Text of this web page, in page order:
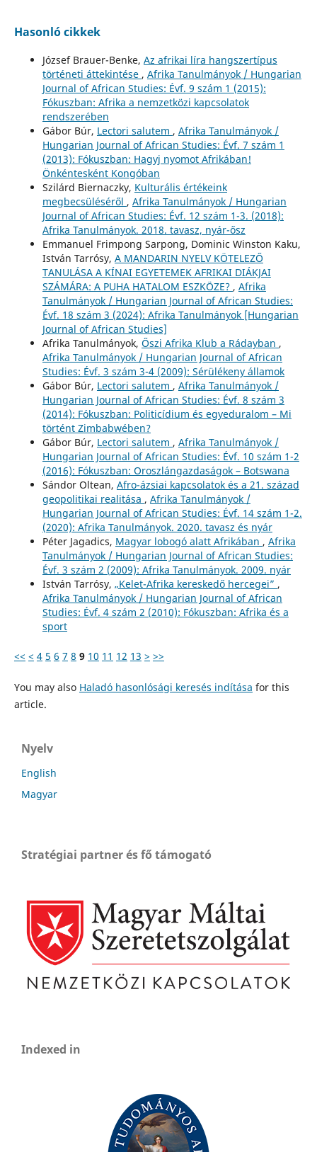
Hasonló cikkek
József Brauer-Benke, Az afrikai líra hangszertípus
történeti áttekintése , Afrika Tanulmányok / Hungarian
Journal of African Studies: Évf. 9 szám 1 (2015):
Fókuszban: Afrika a nemzetközi kapcsolatok
rendszerében
Gábor Búr, Lectori salutem , Afrika Tanulmányok /
Hungarian Journal of African Studies: Évf. 7 szám 1
(2013): Fókuszban: Hagyj nyomot Afrikában!
Önkéntesként Kongóban
Szilárd Biernaczky, Kulturális értékeink
megbecsüléséről , Afrika Tanulmányok / Hungarian
Journal of African Studies: Évf. 12 szám 1-3. (2018):
Afrika Tanulmányok. 2018. tavasz, nyár-ősz
Emmanuel Frimpong Sarpong, Dominic Winston Kaku,
István Tarrósy, A MANDARIN NYELV KÖTELEZŐ
TANULÁSA A KÍNAI EGYETEMEK AFRIKAI DIÁKJAI
SZÁMÁRA: A PUHA HATALOM ESZKÖZE? , Afrika
Tanulmányok / Hungarian Journal of African Studies:
Évf. 18 szám 3 (2024): Afrika Tanulmányok [Hungarian
Journal of African Studies]
Afrika Tanulmányok, Őszi Afrika Klub a Rádayban ,
Afrika Tanulmányok / Hungarian Journal of African
Studies: Évf. 3 szám 3-4 (2009): Sérülékeny államok
Gábor Búr, Lectori salutem , Afrika Tanulmányok /
Hungarian Journal of African Studies: Évf. 8 szám 3
(2014): Fókuszban: Politicídium és egyeduralom – Mi
történt Zimbabwében?
Gábor Búr, Lectori salutem , Afrika Tanulmányok /
Hungarian Journal of African Studies: Évf. 10 szám 1-2
(2016): Fókuszban: Oroszlángazdaságok – Botswana
Sándor Oltean, Afro-ázsiai kapcsolatok és a 21. század
geopolitikai realitása , Afrika Tanulmányok /
Hungarian Journal of African Studies: Évf. 14 szám 1-2.
(2020): Afrika Tanulmányok. 2020. tavasz és nyár
Péter Jagadics, Magyar lobogó alatt Afrikában , Afrika
Tanulmányok / Hungarian Journal of African Studies:
Évf. 3 szám 2 (2009): Afrika Tanulmányok. 2009. nyár
István Tarrósy, „Kelet-Afrika kereskedő hercegei” ,
Afrika Tanulmányok / Hungarian Journal of African
Studies: Évf. 4 szám 2 (2010): Fókuszban: Afrika és a
sport
<< < 4 5 6 7 8 9 10 11 12 13 > >>
You may also Haladó hasonlósági keresés indítása for this
article.
Nyelv
English
Magyar
Stratégiai partner és fő támogató
Indexed in